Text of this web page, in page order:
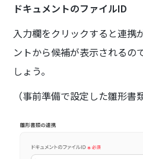
ドキュメントのファイルID
入力欄をクリックすると連携
ントから候補が表示されるの
しょう。
（事前準備で設定した雛形書